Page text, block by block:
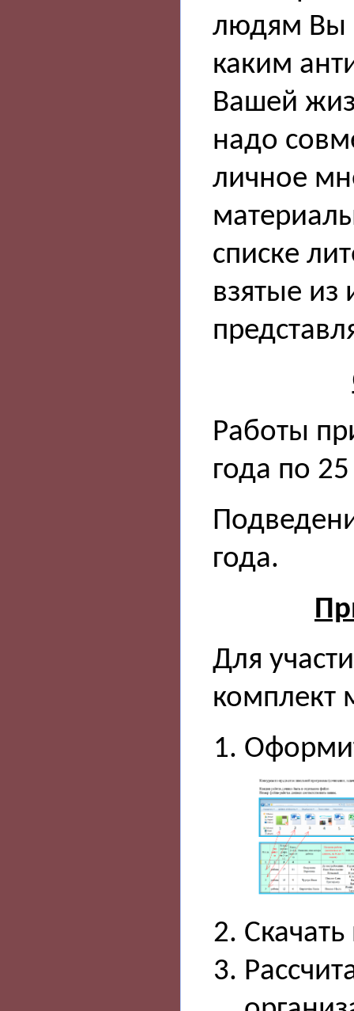
людям Вы
каким
Вашей
надо
личное
списке
взятые из
Работы
года по
года.
Для
комплект